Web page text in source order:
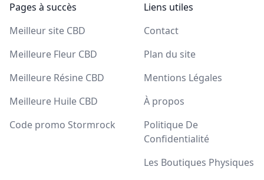
Pages à succès
Meilleur site CBD
Meilleure Fleur CBD
Meilleure Résine CBD
Meilleure Huile CBD
Code promo Stormrock
Liens utiles
Contact
Plan du site
Mentions Légales
À propos
Politique De
Confidentialité
Les Boutiques Physiques